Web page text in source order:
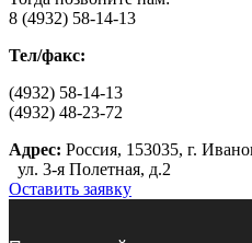
8 (4932) 58-14-13
Тел/факс:
(4932) 58-14-13
(4932) 48-23-72
Адрес: Россия, 153035, г.
ул. 3-я Полетная, д.2
Оставить заявку